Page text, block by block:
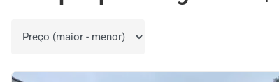
Ordenar por